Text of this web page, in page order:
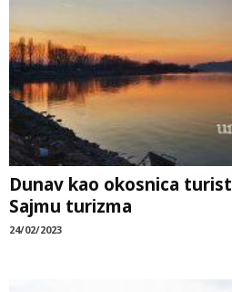
Dunav kao okosnica
Sajmu turizma
24/02/2023